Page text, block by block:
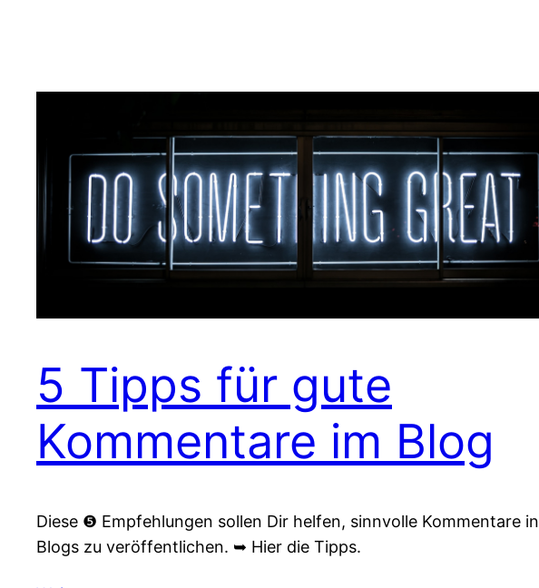
5 Tipps für gute
Kommentare im Blog
Diese ❺ Empfehlungen sollen Dir helfen, sinnvolle Kommentare in
Blogs zu veröffentlichen. ➥ Hier die Tipps.